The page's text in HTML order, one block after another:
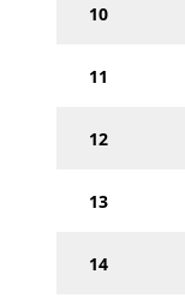
10
11
12
13
14